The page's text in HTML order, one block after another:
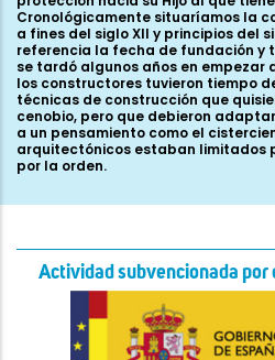
Actividad subvencionada